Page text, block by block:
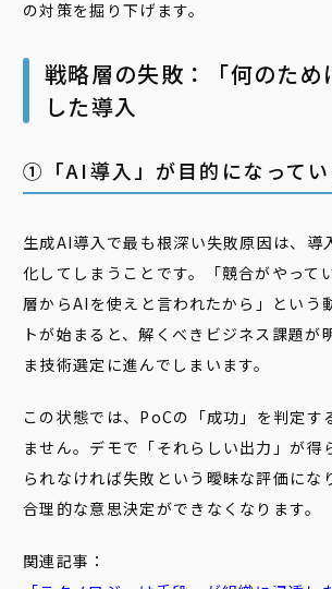
の対策を掘り下げます。
戦略層の失敗：「何のため
した導入
➀「AI導入」が目的になってい
生成AI導入で最も根深い失敗原因は、導
化してしまうことです。「競合がやって
層からAIを使えと言われたから」という
トが始まると、解くべきビジネス課題が
ま技術選定に進んでしまいます。
この状態では、PoCの「成功」を判定す
ません。デモで「それらしい出力」が得
られなければ失敗という曖昧な評価にな
合理的な意思決定ができなくなります。
関連記事：